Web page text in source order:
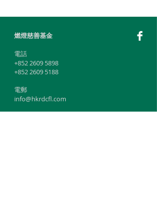
燃燈慈善基金
​電話
+852 2609 5898
+852 2609 5188
電郵
info@hkrdcfl.com